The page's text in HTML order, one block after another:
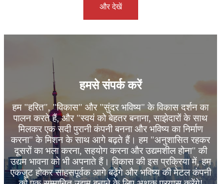
और देखें
हमसे संपर्क करें
हम "हरित", "विकास" और "सुंदर भविष्य" के विकास दर्शन का
पालन करते हैं, और "स्वयं को बेहतर बनाना, साझेदारों के साथ
मिलकर एक सदी पुरानी कंपनी बनना और भविष्य का निर्माण
करना" के मिशन के साथ आगे बढ़ते हैं। हम "अनुशासित रहकर
दूसरों का भला करना, सहयोग करना और उद्यमशील होना" की
उद्यम भावना को भी अपनाते हैं। विकास की इस प्रक्रिया में, हम
एकजुट होकर साहसपूर्वक आगे बढ़ेंगे और भविष्य की मेटल कंपनी